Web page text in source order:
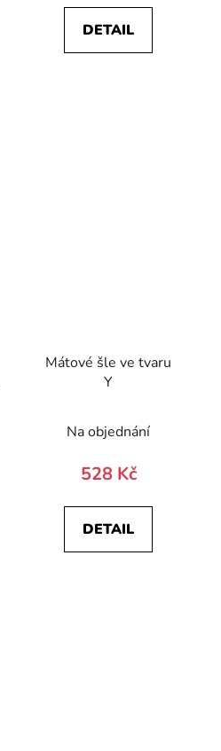
DETAIL
Mátové šle ve tvaru
Y
Na objednání
528 Kč
DETAIL